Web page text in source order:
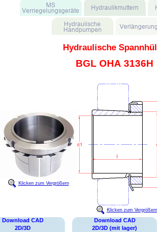
Hydraulische
BGL OHA 3136H
Klicken zum Vergrößern
Klicken zum Vergrößern
Download CAD
2D/3D
Download CAD
2D/3D (mit lager)